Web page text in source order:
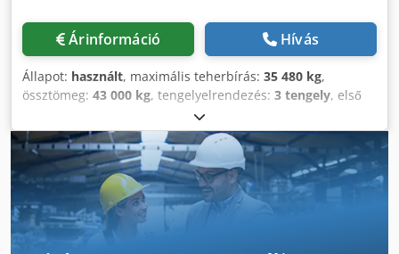
Árinformáció Hívás
Állapot: használt, maximális teherbírás: 35 480 kg,
össztömeg: 43 000 kg, tengelyelrendezés: 3 tengely, első
05/2026, következő vizsga (TÜV):
05/2027, Felszereltség:ABS, Részlet a felszereltségből:
Alváz: Kiváló minőségű acélprofilokból készült hegesztett
szerkezet, áthaladó profil keresztmerevítőkkel, nagy
pontterhelésre tervezve. Alsó védfal, szélessége kb. 700
mm, külső keret UNP profilból, súrlódólemezt kb. 8 mm
vastag, nyakmagasság elöl kb. 130 mm. Vonófej: 2